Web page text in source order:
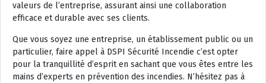
valeurs de l’entreprise, assurant ainsi une collaboration
efficace et durable avec ses clients.
Que vous soyez une entreprise, un établissement public ou un
particulier, faire appel à DSPI Sécurité Incendie c’est opter
pour la tranquillité d’esprit en sachant que vous êtes entre les
mains d’experts en prévention des incendies. N’hésitez pas à